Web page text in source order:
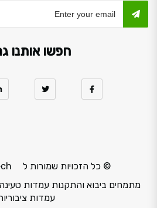
חפשו אותנו
© כל הזכויות שמורות ל
עמדות